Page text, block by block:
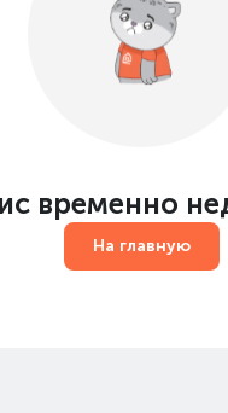
временно
На главную